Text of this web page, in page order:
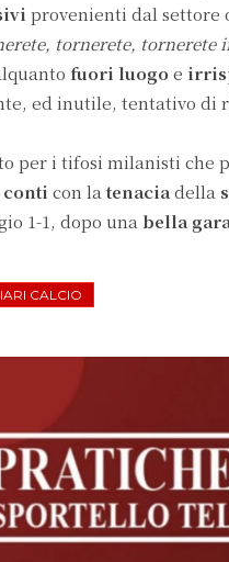
provenienti dal settore
tornerete, tornerete
fuori luogo e
ed inutile, tentativo di
per i tifosi milanisti che
conti con latenacia della
1-1, dopo una bella
CALCIO